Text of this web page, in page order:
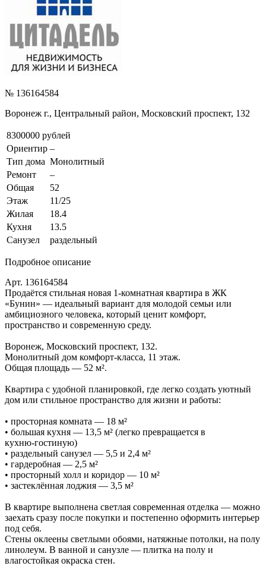
№ 136164584
Воронеж г., Центральный район, Московский проспект, 132
8300000 рублей
Ориентир –
Тип дома Монолитный
Ремонт
–
Общая
52
Этаж
11/25
Жилая
18.4
Кухня
13.5
Санузел
раздельный
Подробное описание
Арт. 136164584
Продаётся стильная новая 1‑комнатная квартира в ЖК
«Бунин» — идеальный вариант для молодой семьи или
амбициозного человека, который ценит комфорт,
пространство и современную среду.
Воронеж, Московский проспект, 132.
Монолитный дом комфорт‑класса, 11 этаж.
Общая площадь — 52 м².
Квартира с удобной планировкой, где легко создать уютный
дом или стильное пространство для жизни и работы:
• просторная комната — 18 м²
• большая кухня — 13,5 м² (легко превращается в
кухню‑гостиную)
• раздельный санузел — 5,5 и 2,4 м²
• гардеробная — 2,5 м²
• просторный холл и коридор — 10 м²
• застеклённая лоджия — 3,5 м²
В квартире выполнена светлая современная отделка — можно
заехать сразу после покупки и постепенно оформить интерьер
под себя.
Стены оклеены светлыми обоями, натяжные потолки, на полу
линолеум. В ванной и санузле — плитка на полу и
влагостойкая окраска стен.